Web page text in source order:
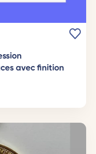
avec finition